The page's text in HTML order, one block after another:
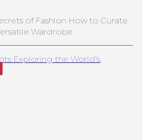
of Fashion How to Curate
Wardrobe